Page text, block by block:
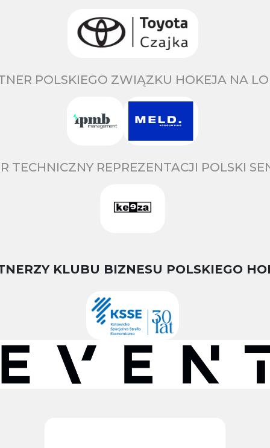
POLSKIEGO ZWIĄZKU HOKEJA NA
TECHNICZNY REPREZENTACJI POLSKI
KLUBU BIZNESU POLSKIEGO